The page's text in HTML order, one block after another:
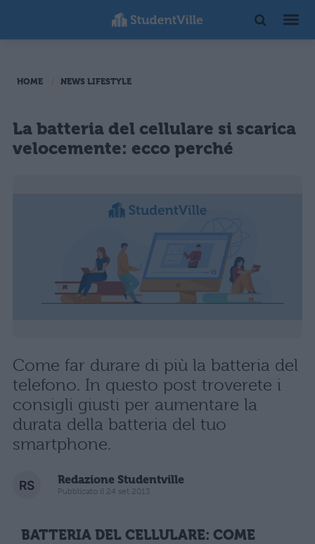
HOME NEWS LIFESTYLE
La batteria del cellulare si scarica
velocemente: ecco perché
Come far durare di più la batteria del
telefono. In questo post troverete i
consigli giusti per aumentare la
durata della batteria del tuo
smartphone.
Redazione Studentville
Pubblicato il 24 set 2013
BATTERIA DEL CELLULARE: COME